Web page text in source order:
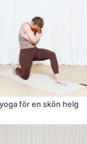
för en skön helg